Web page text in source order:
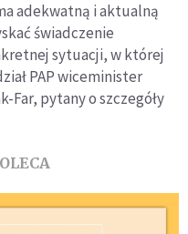
adekwatną i aktualną
świadczenie
sytuacji, w której
PAP wiceminister
Far, pytany o szczegóły